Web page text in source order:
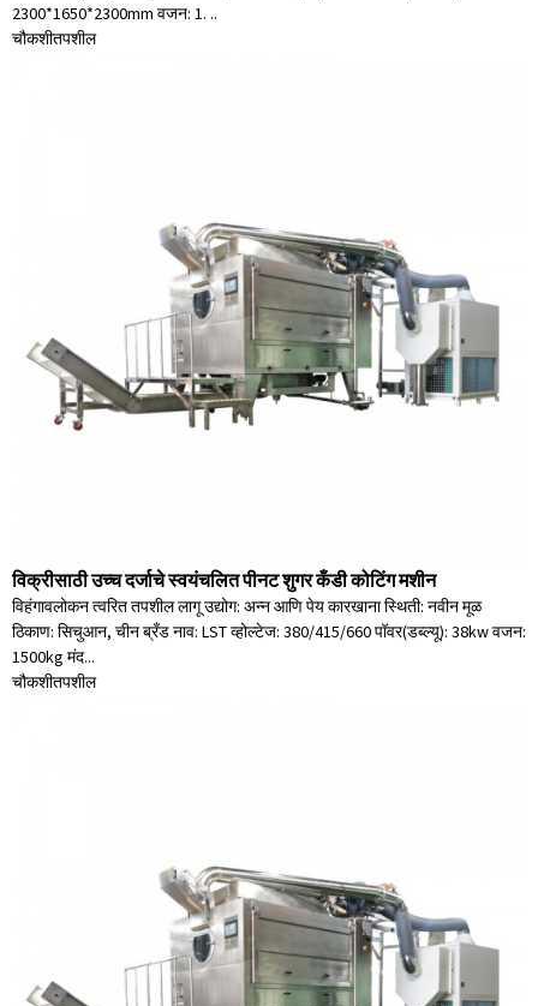
2300*1650*2300mm वजन: 1. ..
चौकशीतपशील
विक्रीसाठी उच्च दर्जाचे स्वयंचलित पीनट शुगर कँडी कोटिंग मशीन
विहंगावलोकन त्वरित तपशील लागू उद्योग: अन्न आणि पेय कारखाना स्थिती: नवीन मूळ
ठिकाण: सिचुआन, चीन ब्रँड नाव: LST व्होल्टेज: 380/415/660 पॉवर(डब्ल्यू): 38kw वजन:
1500kg मंद...
चौकशीतपशील